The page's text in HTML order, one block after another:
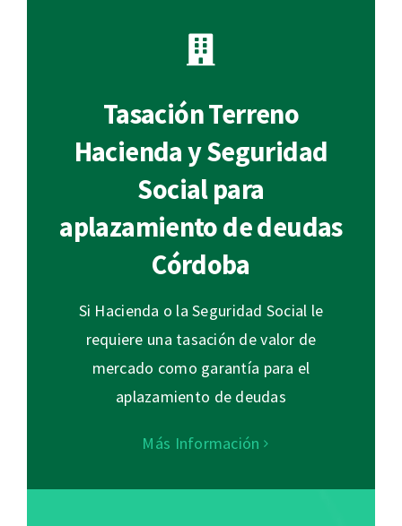
Tasación Terreno
Hacienda y Seguridad
Social para
aplazamiento de deudas
Córdoba
Si Hacienda o la Seguridad Social le
requiere una tasación de valor de
mercado como garantía para el
aplazamiento de deudas
Más Información